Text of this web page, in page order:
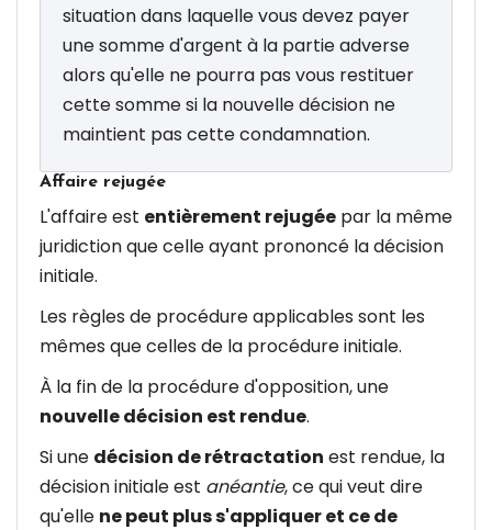
situation dans laquelle vous devez payer
une somme d'argent à la partie adverse
alors qu'elle ne pourra pas vous restituer
cette somme si la nouvelle décision ne
maintient pas cette condamnation.
Affaire rejugée
L'affaire est entièrement rejugée par la même
juridiction que celle ayant prononcé la décision
initiale.
Les règles de procédure applicables sont les
mêmes que celles de la procédure initiale.
À la fin de la procédure d'opposition, une
nouvelle décision est rendue.
Si une décision de rétractation est rendue, la
décision initiale est anéantie, ce qui veut dire
qu'elle ne peut plus s'appliquer et ce de